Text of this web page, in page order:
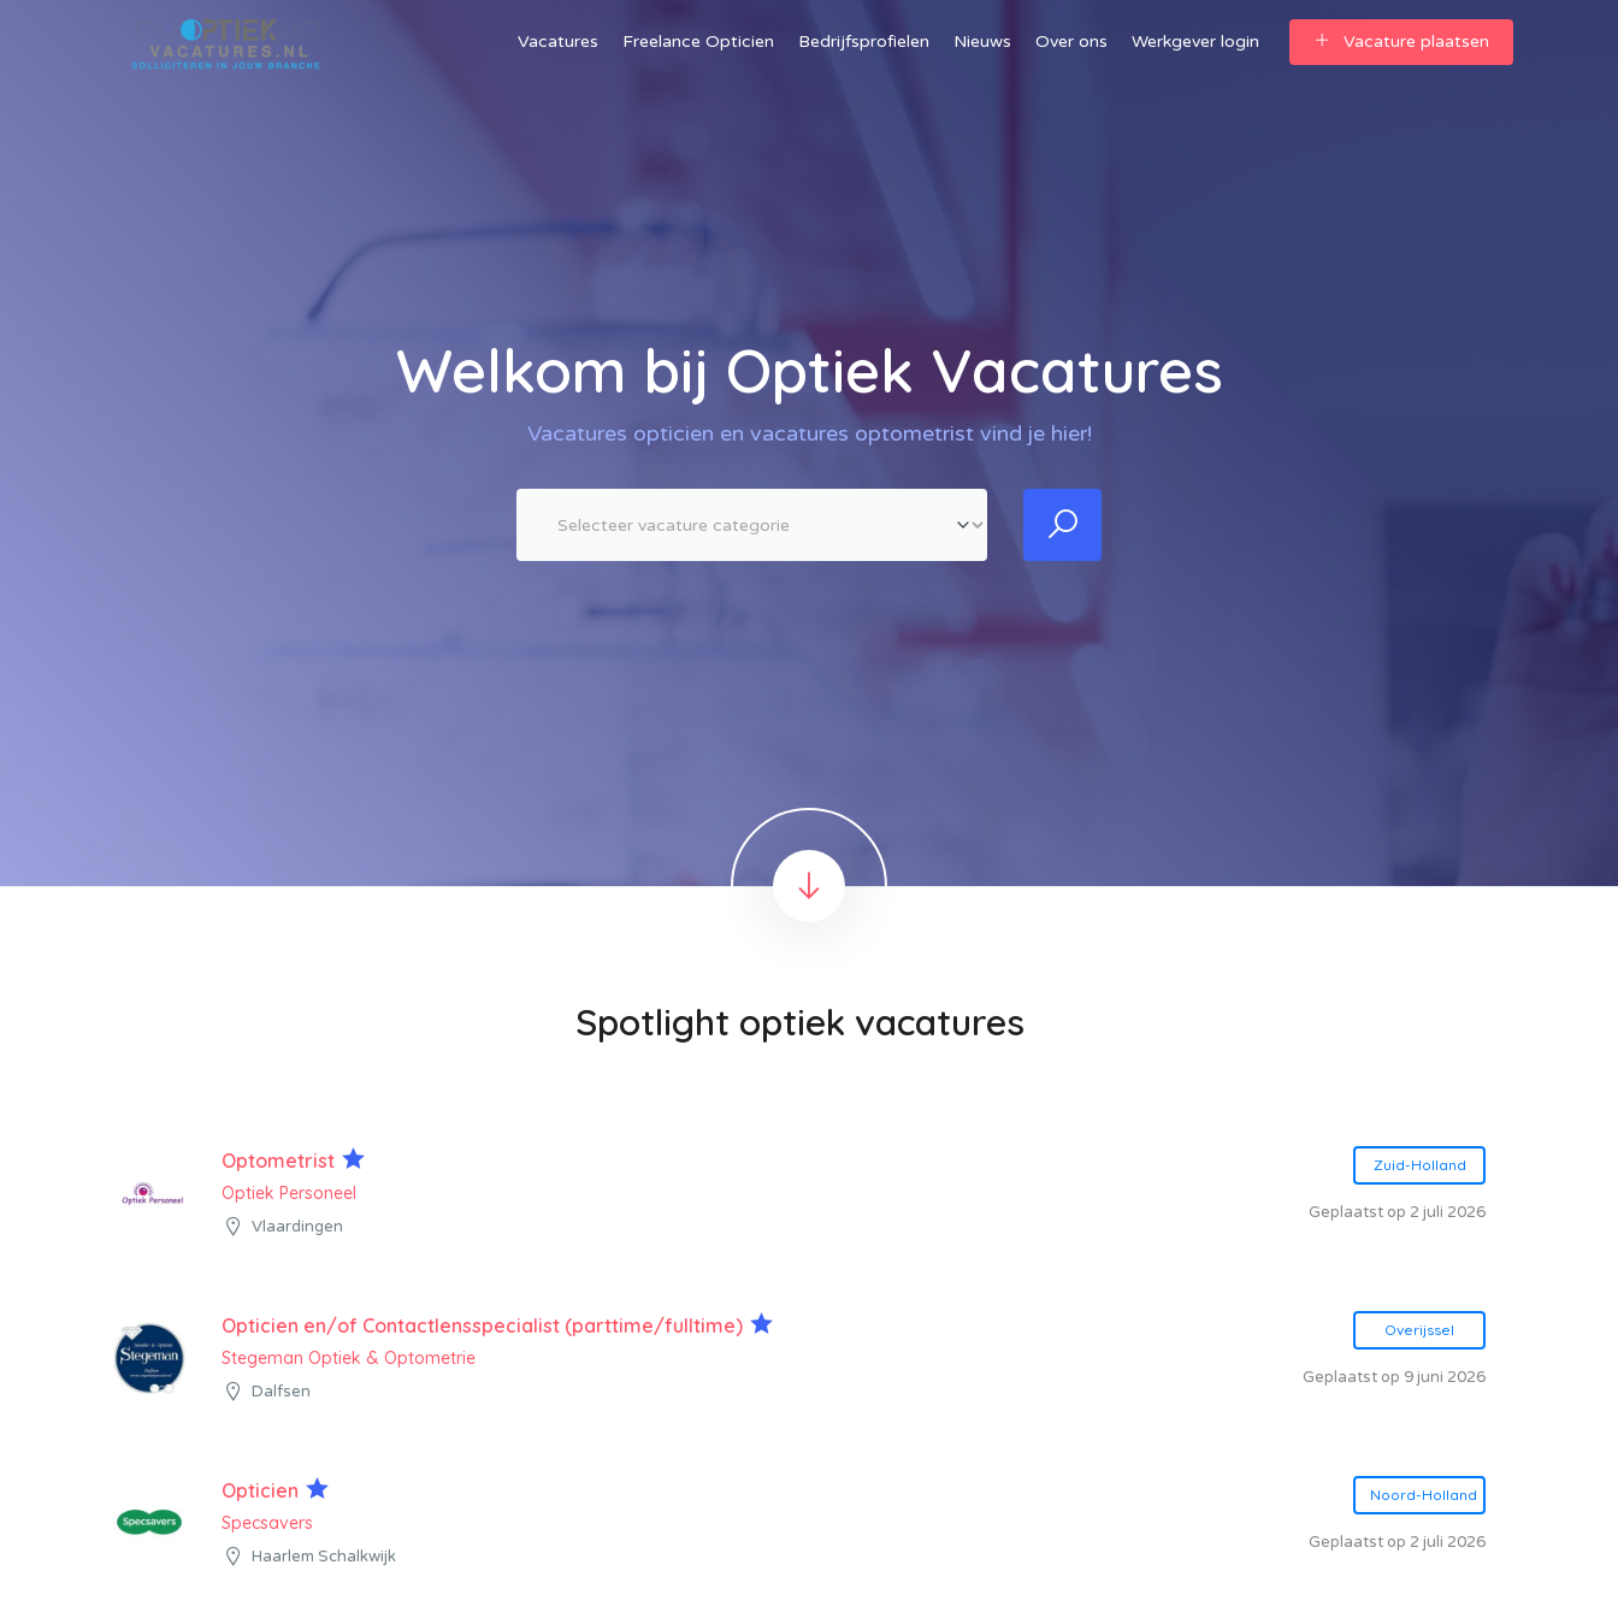
Vacatures Freelance Opticien Bedrijfsprofielen Nieuws Over ons Werkgever login Vacature plaatsen
Welkom bij Optiek Vacatures
Vacatures opticien en vacatures optometrist vind je hier!
Soort werkgever
Spotlight optiek vacatures
Optometrist
Optiek Personeel
Vlaardingen
Zuid-Holland
Geplaatst op 2 juli 2026
Opticien en/of Contactlensspecialist (parttime/fulltime)
Stegeman Optiek & Optometrie
Dalfsen
Overijssel
Geplaatst op 9 juni 2026
Opticien
Specsavers
Haarlem Schalkwijk
Noord-Holland
Geplaatst op 2 juli 2026